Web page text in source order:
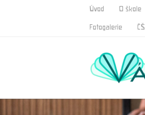
Úvod O škole
Fotogalerie ČŠI